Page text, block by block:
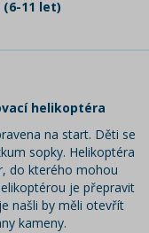
(6-11 let)
helikoptéra
na start. Děti se
sopky. Helikoptéra
do kterého mohou
je přepravit
našli by měli otevřít
kameny.